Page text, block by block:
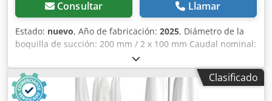
Consultar Llamar
Estado: nuevo, Año de fabricación: 2025, Diámetro de la
boquilla de succión: 200 mm / 2 x 100 mm Caudal nominal:
1900 m³/h Dedpfx Asv N Tydodyewa Volumen de la bolsa
de patatas fritas: 1 x 110 l Limpieza del filtro: manual
Potencia del motor: 1,5 kW Altura de la máquina: 1000 x
500 x 2100 mm (largo x ancho x alto) Peso: 39 kg
Clasificado